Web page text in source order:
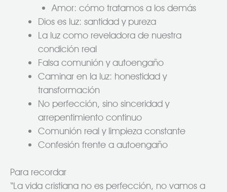
Amor: cómo tratamos a los demás
Dios es luz: santidad y pureza
La luz como reveladora de nuestra
condición real
Falsa comunión y autoengaño
Caminar en la luz: honestidad y
transformación
No perfección, sino sinceridad y
arrepentimiento continuo
Comunión real y limpieza constante
Confesión frente a autoengaño
Para recordar
“La vida cristiana no es perfección, no vamos a